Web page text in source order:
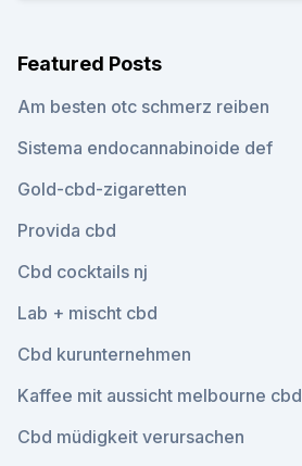
Featured Posts
Am besten otc schmerz reiben
Sistema endocannabinoide def
Gold-cbd-zigaretten
Provida cbd
Cbd cocktails nj
Lab + mischt cbd
Cbd kurunternehmen
Kaffee mit aussicht melbourne cbd
Cbd müdigkeit verursachen